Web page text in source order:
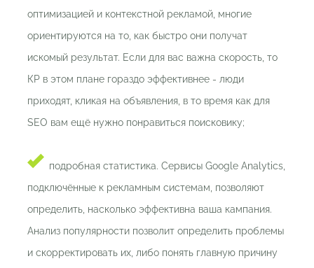
оптимизацией и контекстной рекламой, многие
ориентируются на то, как быстро они получат
искомый результат. Если для вас важна скорость, то
КР в этом плане гораздо эффективнее - люди
приходят, кликая на объявления, в то время как для
SEO вам ещё нужно понравиться поисковику;
подробная статистика. Сервисы Google Analytics,
подключённые к рекламным системам, позволяют
определить, насколько эффективна ваша кампания.
Анализ популярности позволит определить проблемы
и скорректировать их, либо понять главную причину